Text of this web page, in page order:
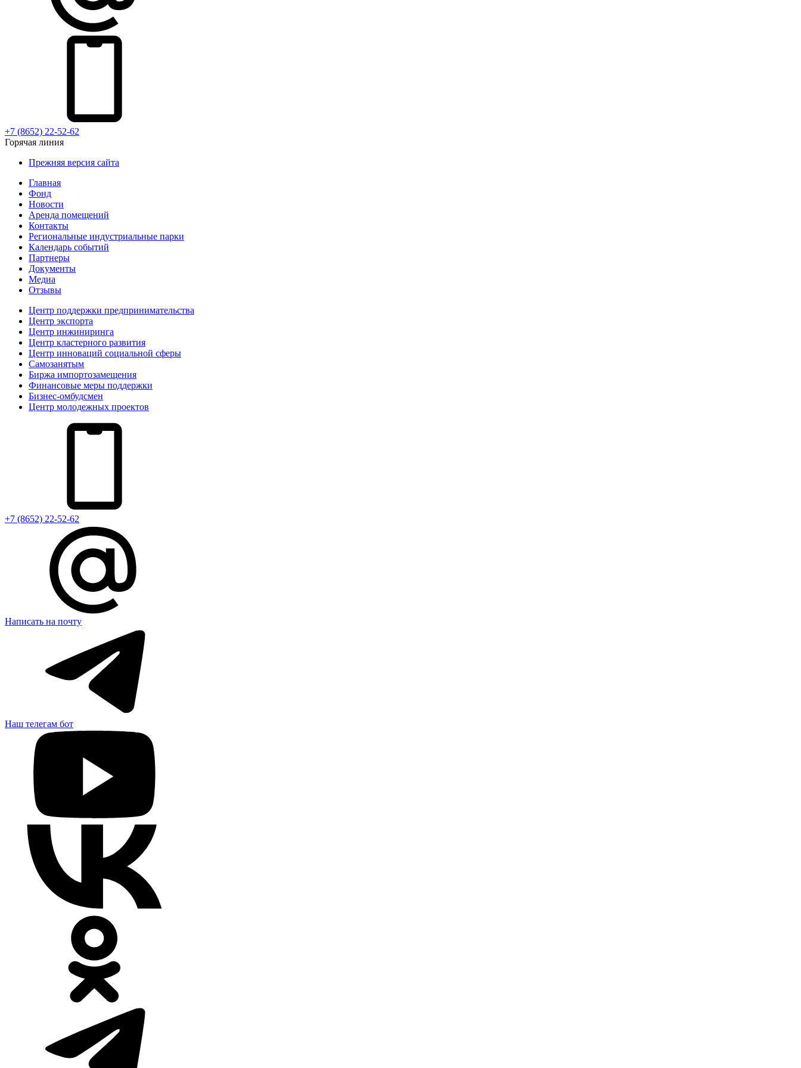
+7 (8652) 22-52-62
Горячая линия
Прежняя версия сайта
Главная
Фонд
Новости
Аренда помещений
Контакты
Региональные индустриальные парки
Календарь событий
Партнеры
Документы
Медиа
Отзывы
Центр поддержки предпринимательства
Центр экспорта
Центр инжиниринга
Центр кластерного развития
Центр инноваций социальной сферы
Cамозанятым
Биржа импортозамещения
Финансовые меры поддержки
Бизнес-омбудсмен
Центр молодежных проектов
+7 (8652) 22-52-62
Написать на почту
Наш телегам бот